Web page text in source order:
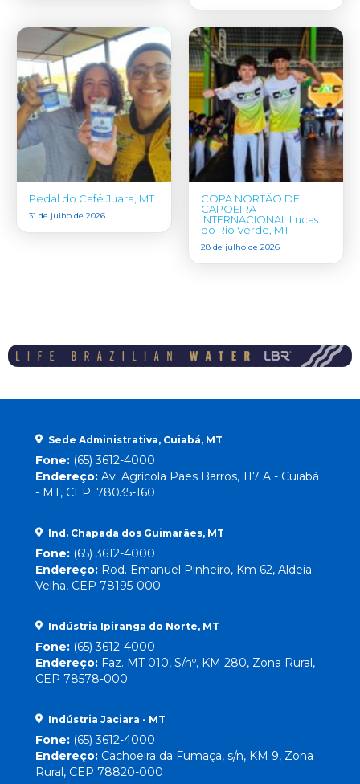
Pedal do Café Juara, MT
31 de julho de 2026
COPA NORTÃO DE
CAPOEIRA
INTERNACIONAL Lucas
do Rio Verde, MT
28 de julho de 2026
Sede Administrativa, Cuiabá, MT
Fone: (65) 3612-4000
Endereço: Av. Agrícola Paes Barros, 117 A - Cuiabá
- MT, CEP: 78035-160
Ind. Chapada dos Guimarães, MT
Fone: (65) 3612-4000
Endereço: Rod. Emanuel Pinheiro, Km 62, Aldeia
Velha, CEP 78195-000
Indústria Ipiranga do Norte, MT
Fone: (65) 3612-4000
Endereço: Faz. MT 010, S/nº, KM 280, Zona Rural,
CEP 78578-000
Indústria Jaciara - MT
Fone: (65) 3612-4000
Endereço: Cachoeira da Fumaça, s/n, KM 9, Zona
Rural, CEP 78820-000